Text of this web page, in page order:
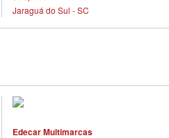
Jaraguá do Sul - SC
Edecar Multimarcas